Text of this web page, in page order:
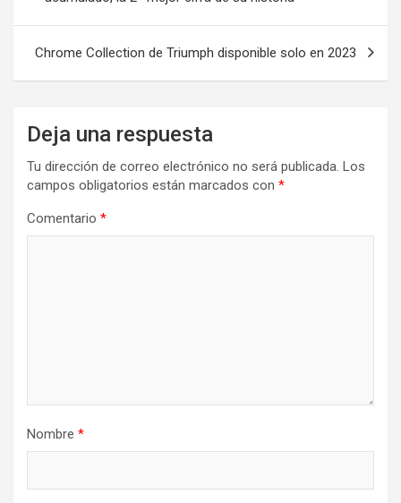
entradas
Chrome Collection de Triumph disponible solo en 2023
Deja una respuesta
Tu dirección de correo electrónico no será publicada. Los
campos obligatorios están marcados con *
Comentario *
Nombre *